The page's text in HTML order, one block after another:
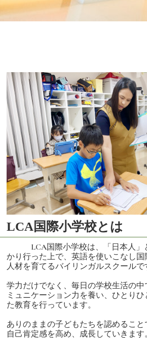
LCA国際小学校とは
LCA国際小学校は、「日本人」
かり行った上で、英語を使いこなし
人材を育てるバイリンガルスクールで
学力だけでなく、毎日の学校生活の中
ミュニケーション力を養い、ひとり
た教育を行っています。
ありのままの子どもたちを認めるこ
自己肯定感を高め、成長していきま